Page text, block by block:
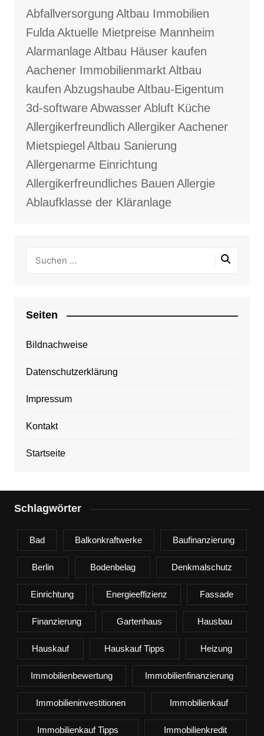
Abfallversorgung Altbau Immobilien
FuldaAktuelle Mietpreise Mannheim
AlarmanlageAltbau Häuser kaufen
Aachener ImmobilienmarktAltbau
kaufen AbzugshaubeAltbau-Eigentum
3d-softwareAbwasserAbluft Küche
Allergikerfreundlich AllergikerAachener
Mietspiegel Altbau Sanierung
Allergenarme Einrichtung
Allergikerfreundliches Bauen Allergie
Ablaufklasse der Kläranlage
Seiten
Bildnachweise
Datenschutzerklärung
Impressum
Kontakt
Startseite
Schlagwörter
Bad Balkonkraftwerke Baufinanzierung
Berlin Bodenbelag Denkmalschutz
Einrichtung Energieeffizienz Fassade
Finanzierung Gartenhaus Hausbau
Hauskauf Hauskauf Tipps Heizung
Immobilienbewertung Immobilienfinanzierung
Immobilieninvestitionen Immobilienkauf
Immobilienkauf Tipps Immobilienkredit